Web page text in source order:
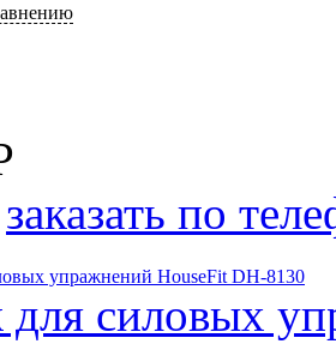
заказать по
для силовых